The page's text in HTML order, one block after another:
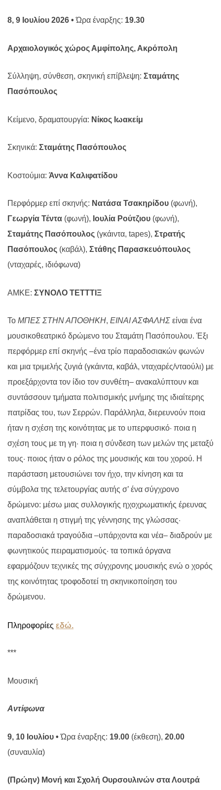
8, 9 Ιουλίου 2026 •Ώρα έναρξης: 19.30
Αρχαιολογικός χώρος Αμφίπολης, Ακρόπολη
Σύλληψη, σύνθεση, σκηνική επίβλεψη: Σταμάτης
Πασόπουλος
Κείμενο, δραματουργία: Νίκος Ιωακείμ
Σκηνικά: Σταμάτης Πασόπουλος
Κοστούμια: Άννα Καλιφατίδου
Περφόρμερ επί σκηνής: Νατάσα Τσακηρίδου (φωνή),
Γεωργία Τέντα (φωνή), Ιουλία Ρούτζιου (φωνή),
Σταμάτης Πασόπουλος (γκάιντα, tapes), Στρατής
Πασόπουλος (καβάλ), Στάθης Παρασκευόπουλος
(νταχαρές, ιδιόφωνα)
ΑΜΚΕ: ΣΥΝΟΛΟ ΤΕΤΤΤΙΞ
Το ΜΠΕΣ ΣΤΗΝ ΑΠΟΘΗΚΗ, ΕΙΝΑΙ ΑΣΦΑΛΗΣ είναι ένα
μουσικοθεατρικό δρώμενο του Σταμάτη Πασόπουλου. Έξι
περφόρμερ επί σκηνής –ένα τρίο παραδοσιακών φωνών
και μια τριμελής ζυγιά (γκάιντα, καβάλ, νταχαρές/νταούλι) με
προεξάρχοντα τον ίδιο τον συνθέτη– ανακαλύπτουν και
συντάσσουν τμήματα πολιτισμικής μνήμης της ιδιαίτερης
πατρίδας του, των Σερρών. Παράλληλα, διερευνούν ποια
ήταν η σχέση της κοινότητας με το υπερφυσικό· ποια η
σχέση τους με τη γη· ποια η σύνδεση των μελών της μεταξύ
τους· ποιος ήταν ο ρόλος της μουσικής και του χορού. Η
παράσταση μετουσιώνει τον ήχο, την κίνηση και τα
σύμβολα της τελετουργίας αυτής σ’ ένα σύγχρονο
δρώμενο: μέσω μιας συλλογικής ηχοχρωματικής έρευνας
αναπλάθεται η στιγμή της γέννησης της γλώσσας·
παραδοσιακά τραγούδια –υπάρχοντα και νέα– διαδρούν με
φωνητικούς πειραματισμούς· τα τοπικά όργανα
εφαρμόζουν τεχνικές της σύγχρονης μουσικής ενώ ο χορός
της κοινότητας τροφοδοτεί τη σκηνικοποίηση του
δρώμενου.
Πληροφορίες εδώ.
***
Μουσική
Αντίφωνα
9, 10 Ιουλίου •Ώρα έναρξης: 19.00 (έκθεση), 20.00
(συναυλία)
(Πρώην) Μονή και Σχολή Ουρσουλινών στα Λουτρά